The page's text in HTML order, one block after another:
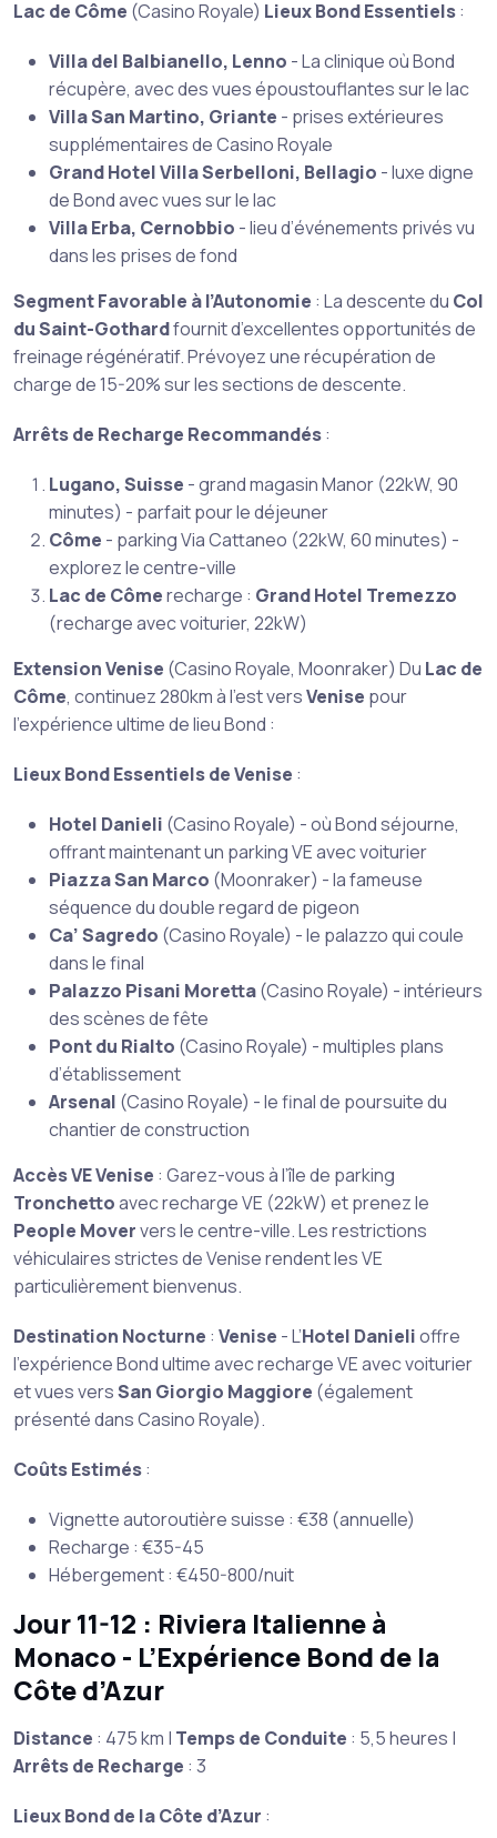
Lac de Côme (Casino Royale) Lieux Bond Essentiels:
Villa del Balbianello, Lenno - La clinique où Bond
récupère, avec des vues époustouflantes sur le lac
Villa San Martino, Griante - prises extérieures
supplémentaires de Casino Royale
Grand Hotel Villa Serbelloni, Bellagio - luxe digne
de Bond avec vues sur le lac
Villa Erba, Cernobbio - lieu d’événements privés vu
dans les prises de fond
Segment Favorable à l’Autonomie : La descente du Col
du Saint-Gothardfournit d’excellentes opportunités de
freinage régénératif. Prévoyez une récupération de
charge de 15-20% sur les sections de descente.
Arrêts de Recharge Recommandés:
Lugano, Suisse - grand magasin Manor (22kW, 90
minutes) - parfait pour le déjeuner
Côme - parking Via Cattaneo (22kW, 60 minutes) -
explorez le centre-ville
Lac de Cômerecharge : Grand Hotel Tremezzo
(recharge avec voiturier, 22kW)
Extension Venise (Casino Royale, Moonraker) Du Lac de
Côme, continuez 280km à l’est versVenise pour
l’expérience ultime de lieu Bond :
Lieux Bond Essentiels de Venise :
Hotel Danieli (Casino Royale) - où Bond séjourne,
offrant maintenant un parking VE avec voiturier
Piazza San Marco (Moonraker) - la fameuse
séquence du double regard de pigeon
Ca’ Sagredo (Casino Royale) - le palazzo qui coule
dans le final
Palazzo Pisani Moretta(Casino Royale) - intérieurs
des scènes de fête
Pont du Rialto (Casino Royale) - multiples plans
d’établissement
Arsenal (Casino Royale) - le final de poursuite du
chantier de construction
Accès VE Venise : Garez-vous à l’île de parking
Tronchettoavec recharge VE (22kW) et prenez le
People Moververs le centre-ville. Les restrictions
véhiculaires strictes de Venise rendent les VE
particulièrement bienvenus.
Destination Nocturne : Venise - L’Hotel Danielioffre
l’expérience Bond ultime avec recharge VE avec voiturier
et vues versSan Giorgio Maggiore (également
présenté dans Casino Royale).
Coûts Estimés:
Vignette autoroutière suisse : €38 (annuelle)
Recharge : €35-45
Hébergement : €450-800/nuit
Jour 11-12 : Riviera Italienne à
Monaco - L’Expérience Bond de la
Côte d’Azur
Distance : 475 km | Temps de Conduite : 5,5 heures |
Arrêts de Recharge : 3
Lieux Bond de la Côte d’Azur :